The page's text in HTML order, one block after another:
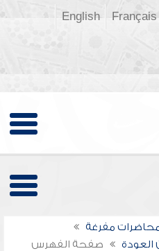
Français
English
مفرغة
العودة صفحة الفهرس